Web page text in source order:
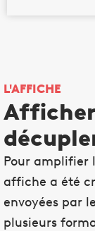
L'AFFICHE
Pour amplifier
affiche a été
envoyées par
plusieurs